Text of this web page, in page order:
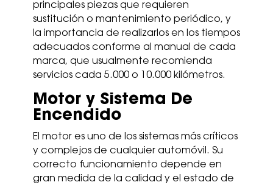
principales piezas que requieren
sustitución o mantenimiento periódico, y
la importancia de realizarlos en los tiempos
adecuados conforme al manual de cada
marca, que usualmente recomienda
servicios cada 5.000 o 10.000 kilómetros.
Motor y Sistema De
Encendido
El motor es uno de los sistemas más críticos
y complejos de cualquier automóvil. Su
correcto funcionamiento depende en
gran medida de la calidad y el estado de